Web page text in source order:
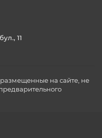
11
на сайте, не